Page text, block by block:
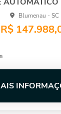
Blumenau - SC
R$